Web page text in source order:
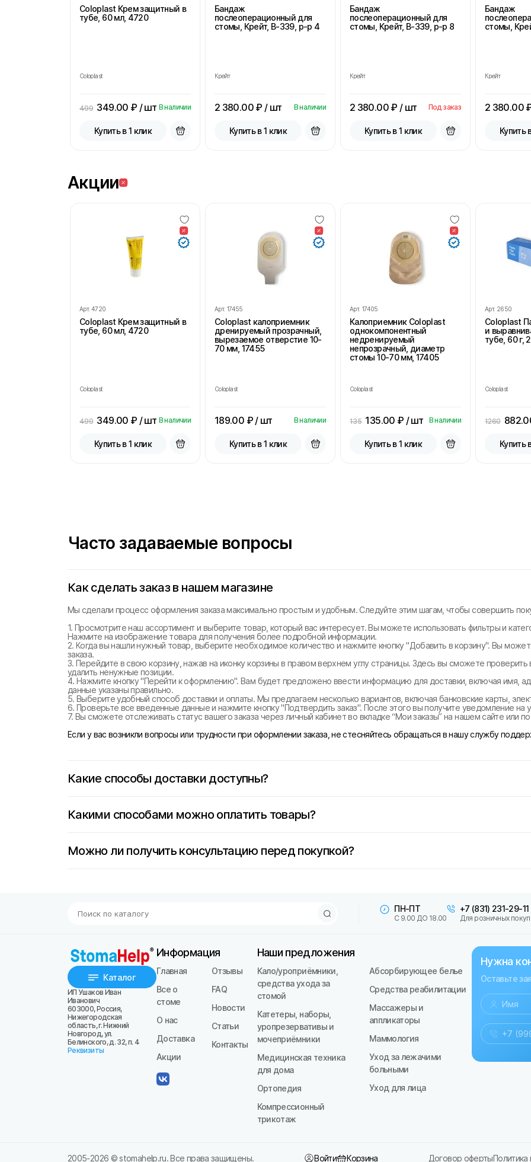
Coloplast Крем защитный в
тубе, 60 мл, 4720
Coloplast
499 349.00 ₽ / шт В наличии
Купить в 1 клик
Бандаж
послеоперационный для
стомы, Крейт, В-339, р-р 4
Крейт
2 380.00₽ / шт В наличии
Купить в 1 клик
Бандаж
послеоперационный для
стомы, Крейт, В-339, р-р 8
Крейт
2 380.00₽ / шт Под заказ
Купить в 1 клик
Бандаж
стомы,
Крейт
2 380.00
Купить
Акции
Арт. 4720
Coloplast Крем защитный в
тубе, 60 мл, 4720
Coloplast
499 349.00 ₽ / шт В наличии
Купить в 1 клик
Арт. 17455
Coloplast калоприемник
дренируемый прозрачный,
вырезаемое отверстие 10-
70 мм, 17455
Coloplast
189.00 ₽ / шт В наличии
Купить в 1 клик
Арт. 17405
Калоприемник Coloplast
однокомпонентный
недренируемый
непрозрачный, диаметр
стомы 10-70 мм, 17405
Coloplast
135 135.00 ₽ / шт В наличии
Купить в 1 клик
Арт. 2650
Coloplast
и
тубе, 60 г,
Coloplast
1260
Купить
Часто задаваемые вопросы
Как сделать заказ в нашем магазине
Мы сделали процесс оформления заказа максимально простым и удобным. Следуйте этим шагам, чтобы совершить
1. Просмотрите наш ассортимент и выберите товар, который вас интересует. Вы можете использовать фильтры и
Нажмите на изображение товара для получения более подробной информации.
2. Когда вы нашли нужный товар, выберите необходимое количество и нажмите кнопку "Добавить в корзину". Вы
заказа.
3. Перейдите в свою корзину, нажав на иконку корзины в правом верхнем углу страницы. Здесь вы сможете
удалить ненужные позиции.
4. Нажмите кнопку "Перейти к оформлению". Вам будет предложено ввести информацию для доставки, включая имя,
данные указаны правильно.
5. Выберите удобный способ доставки и оплаты. Мы предлагаем несколько вариантов, включая банковские карты,
6. Проверьте все введенные данные и нажмите кнопку "Подтвердить заказ". После этого вы получите уведомление на
7. Вы сможете отслеживать статус вашего заказа через личный кабинет во вкладке “Мои заказы” на нашем сайте или
Если у вас возникли вопросы или трудности при оформлении заказа, не стесняйтесь обращаться в нашу службу
Какие способы доставки доступны?
Какими способами можно оплатить товары?
Можно ли получить консультацию перед покупкой?
ПН-ПТ
С 9.00 ДО 18.00
+7 (831) 231-29-11
Для розничных
Каталог
ИП Ушаков Иван
Иванович
603000, Россия,
Нижегородская
область, г. Нижний
Новгород, ул.
Белинского, д. 32, п. 4
Реквизиты
Информация
Главная
Все о
стоме
О нас
Доставка
Акции
Отзывы
FAQ
Новости
Статьи
Контакты
Наши предложения
Кало/уроприёмники,
средства ухода за
стомой
Катетеры, наборы,
уропрезервативы и
мочеприёмники
Медицинская техника
для дома
Ортопедия
Компрессионный
трикотаж
Абсорбирующее белье
Средства реабилитации
Массажеры и
аппликаторы
Маммология
Уход за лежачими
больными
Уход для лица
Нужна
Оставьте
2005-2026 © stomahelp.ru. Все права защищены. Войти Корзина Договор офертыПолитика